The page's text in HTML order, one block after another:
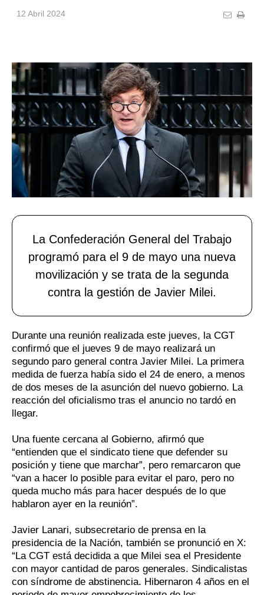
12 Abril 2024
La Confederación General del Trabajo
programó para el 9 de mayo una nueva
movilización y se trata de la segunda
contra la gestión de Javier Milei.
Durante una reunión realizada este jueves, la CGT
confirmó que el jueves 9 de mayo realizará un
segundo paro general contra Javier Milei. La primera
medida de fuerza había sido el 24 de enero, a menos
de dos meses de la asunción del nuevo gobierno. La
reacción del oficialismo tras el anuncio no tardó en
llegar.
Una fuente cercana al Gobierno, afirmó que
“entienden que el sindicato tiene que defender su
posición y tiene que marchar”, pero remarcaron que
“van a hacer lo posible para evitar el paro, pero no
queda mucho más para hacer después de lo que
hablaron ayer en la reunión”.
Javier Lanari, subsecretario de prensa en la
presidencia de la Nación, también se pronunció en X:
“La CGT está decidida a que Milei sea el Presidente
con mayor cantidad de paros generales. Sindicalistas
con síndrome de abstinencia. Hibernaron 4 años en el